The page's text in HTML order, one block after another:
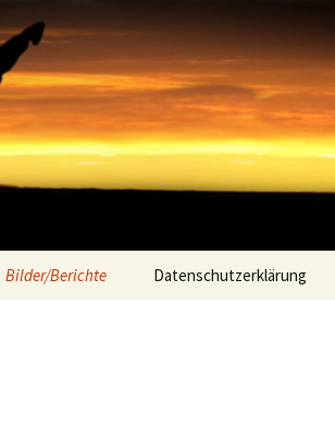
Bilder/Berichte Datenschutzerklärung